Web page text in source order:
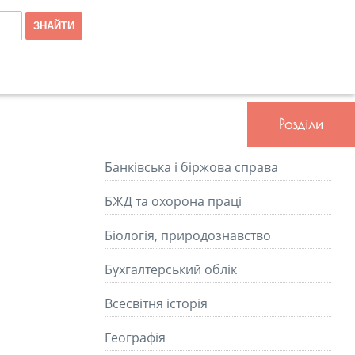
Розділи
Банківська і біржова справа
БЖД та охорона праці
Біологія, природознавство
Бухгалтерський облік
Всесвітня історія
Географія